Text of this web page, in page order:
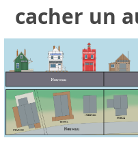
cacher un